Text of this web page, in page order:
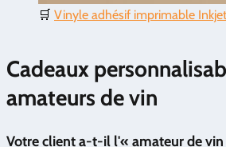
🛒 Vinyle adhésif imprimable
Cadeaux
amateurs de vin
Votre client a-t-il l'« amateur de vin